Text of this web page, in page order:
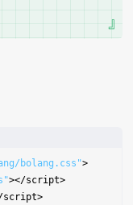
bolang.css">
></script>
script>